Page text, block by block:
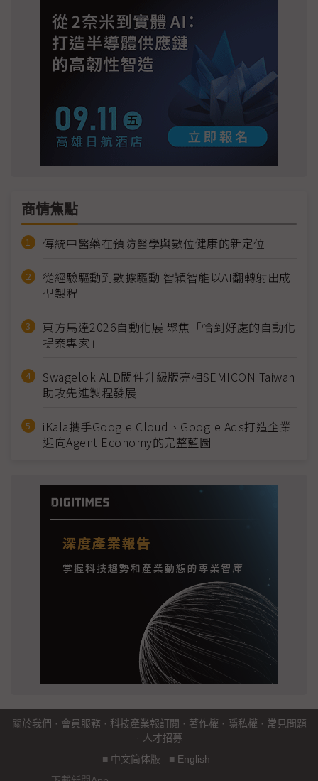
商情焦點
傳統中醫藥在預防醫學與數位健康的新定位
從經驗驅動到數據驅動 智穎智能以AI翻轉射出成
型製程
東方馬達2026自動化展 聚焦「恰到好處的自動化
提案專家」
Swagelok ALD閥件升級版亮相SEMICON Taiwan
助攻先進製程發展
iKala攜手Google Cloud、Google Ads打造企業
迎向Agent Economy的完整藍圖
關於我們 · 會員服務 · 科技產業報訂閱 · 著作權 · 隱私權 · 常見問題
· 人才招募
■ 中文简体版 ■ English